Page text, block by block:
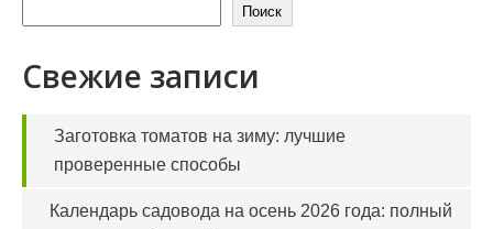
Поиск
Свежие записи
Заготовка томатов на зиму: лучшие
проверенные способы
Календарь садовода на осень 2026 года: полный